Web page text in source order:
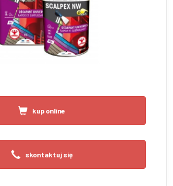
kup online
skontaktuj się